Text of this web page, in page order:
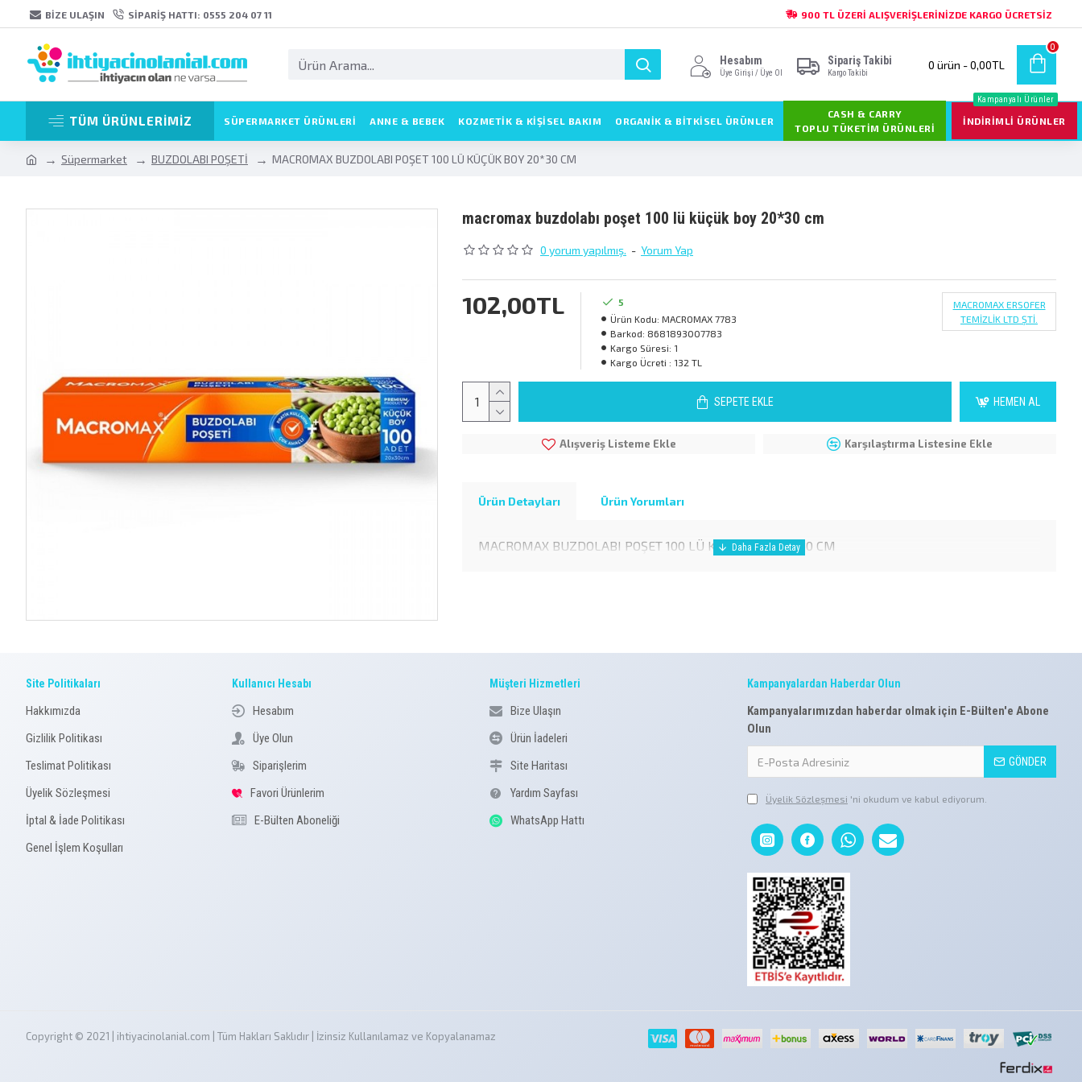
BIZE ULAŞIN SIPARIŞ HATTI: 0555 204 07 11 900 TL ÜZERI ALIŞVERIŞLERINIZDE KARGO ÜCRETSIZ
Hesabım
Üye Girişi / Üye Ol
Sipariş Takibi
Kargo Takibi
0 ürün - 0,00TL
0
TÜM ÜRÜNLERİMİZ SÜPERMARKET ÜRÜNLERI ANNE & BEBEK KOZMETIK & KIŞISEL BAKIM ORGANİK & BİTKİSEL ÜRÜNLER
CASH & CARRY
TOPLU TÜKETIM ÜRÜNLERI
İNDIRIMLI ÜRÜNLER
Kampanyalı Ürünler
Süpermarket BUZDOLABI POŞETİ MACROMAX BUZDOLABI POŞET 100 LÜ KÜÇÜK BOY 20*30 CM
macromax buzdolabi poşet 100 lü küçük boy 20*30 cm
0 yorum yapılmış. - Yorum Yap
102,00TL
5
Ürün Kodu: MACROMAX 7783
Barkod: 8681893007783
Kargo Süresi: 1
Kargo Ücreti : 132 TL
MACROMAX ERSOFER
TEMİZLİK LTD ŞTİ.
SEPETE EKLE HEMEN AL
Alışveriş Listeme Ekle Karşılaştırma Listesine Ekle
Ürün Detayları Ürün Yorumları
MACROMAX BUZDOLABI POŞET 100 LÜ KÜÇÜK BOY 20*30 CM
Site Politikaları
Hakkımızda
Gizlilik Politikası
Teslimat Politikası
Üyelik Sözleşmesi
İptal & İade Politikası
Genel İşlem Koşulları
Kullanıcı Hesabı
Hesabım
Üye Olun
Siparişlerim
Favori Ürünlerim
E-Bülten Aboneliği
Müşteri Hizmetleri
Bize Ulaşın
Ürün İadeleri
Site Haritası
Yardım Sayfası
WhatsApp Hattı
Kampanyalardan Haberdar Olun
Kampanyalarımızdan haberdar olmak için E-Bülten'e Abone
Olun
GÖNDER
Üyelik Sözleşmesi 'ni okudum ve kabul ediyorum.
Copyright © 2021 | ihtiyacinolanial.com | Tüm Hakları Saklıdır | İzinsiz Kullanılamaz ve Kopyalanamaz